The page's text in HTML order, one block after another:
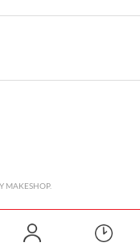
MAKESHOP.